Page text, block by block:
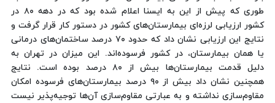
طوری که پیش از این به ایسنا اعلام شده بود که در دهه ۸۰ در
کشور ارزیابی لرزه‌ای بیمارستان‌های کشور در دستور کار قرار گرفت و
نتایج این ارزیابی نشان داد که حدود ۷۰ درصد ساختمان‌های درمانی
یا همان بیمارستان، در کشور فرسوده‌اند. این میزان در تهران به
دلیل قدمت بیمارستان‌ها بیش از ۸۰ درصد بوده است. نتایج
همچنین نشان داد بیش از ۹۰ درصد بیمارستان‌های فرسوده امکان
مقاوم‌سازی نداشته و به عبارتی مقاوم‌سازی آن‌ها توجیه‌پذیر نیست